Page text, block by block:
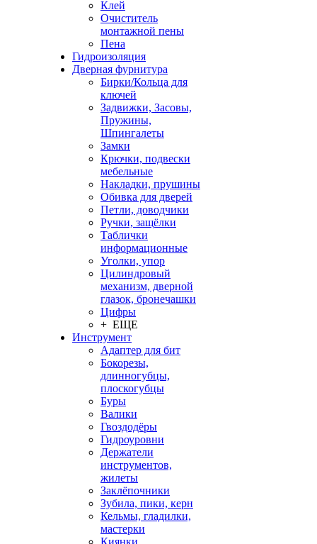
Клей
Очиститель
монтажной пены
Пена
Гидроизоляция
Дверная фурнитура
Бирки/Кольца для
ключей
Задвижки, Засовы,
Пружины,
Шпингалеты
Замки
Крючки, подвески
мебельные
Накладки, прушины
Обивка для дверей
Петли, доводчики
Ручки, защёлки
Таблички
информационные
Уголки, упор
Цилиндровый
механизм, дверной
глазок, бронечашки
Цифры
+ ЕЩЕ
Инструмент
Адаптер для бит
Бокорезы,
длинногубцы,
плоскогубцы
Буры
Валики
Гвоздодёры
Гидроуровни
Держатели
инструментов,
жилеты
Заклёпочники
Зубила, пики, керн
Кельмы, гладилки,
мастерки
Киянки